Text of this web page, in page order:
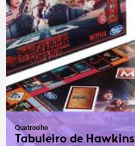
Quatroolho
Tabuleiro de Hawkins